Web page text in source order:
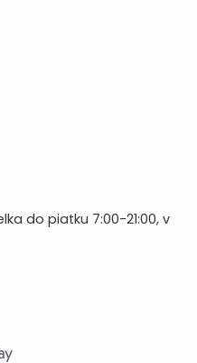
do piatku 7:00-21:00, v